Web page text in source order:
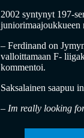
2002 syntynyt 197-
juniorimaajoukkueen
– Ferdinand on
valloittamaan F-
kommentoi.
Saksalainen saapuu
– Im really looking